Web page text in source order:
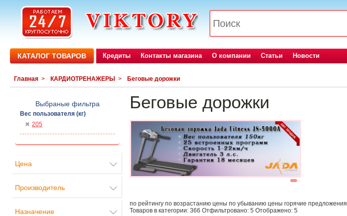
КАТАЛОГ ТОВАРОВ Кредиты Контакты магазина О компании Статьи Новости
Главная > КАРДИОТРЕНАЖЕРЫ > Беговые дорожки
Выбраные фильтра
Вес пользователя (кг)
205
Цена
Производитель
Назначение
Беговые дорожки
1
по рейтингу по возрастанию цены по убыванию цены горячие предложения
Товаров в категории:366 Отфильтровано:5 Отображено:5